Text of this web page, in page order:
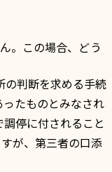
。この場合、どう
の判断を求める手続
たものとみなされ
停に付されること
が、第三者の口添